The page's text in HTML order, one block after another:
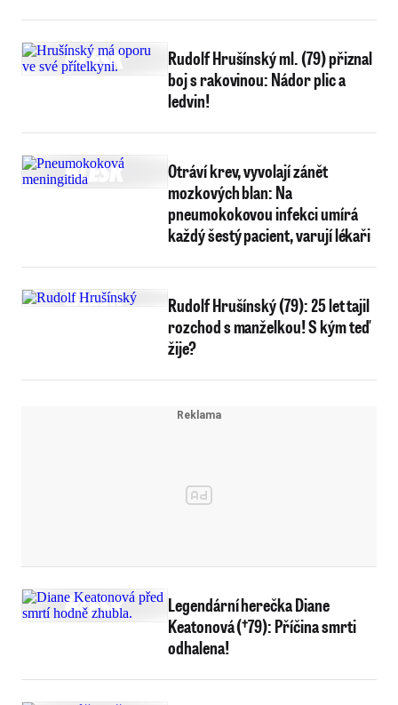
Rudolf Hrušínský ml. (79) přiznal
boj s rakovinou: Nádor plic a
ledvin!
Otráví krev, vyvolají zánět
mozkových blan: Na
pneumokokovou infekci umírá
každý šestý pacient, varují lékaři
Rudolf Hrušínský (79): 25 let tajil
rozchod s manželkou! S kým teď
žije?
Legendární herečka Diane
Keatonová (†79): Příčina smrti
odhalena!